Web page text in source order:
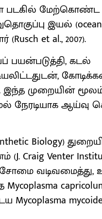
படகில்
இயல் (ocean
et al., 2007).
பயன்படுத்தி, கடல்
இந்த முறையின்
ஆய்வு
Biology)
Venter
வடிவமைத்து,
mycoides